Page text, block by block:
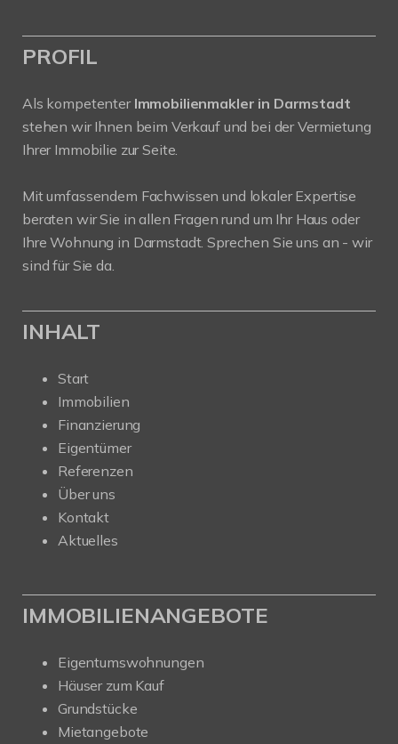
PROFIL
Als kompetenter Immobilienmakler in Darmstadt
stehen wir Ihnen beim Verkauf und bei der Vermietung
Ihrer Immobilie zur Seite.
Mit umfassendem Fachwissen und lokaler Expertise
beraten wir Sie in allen Fragen rund um Ihr Haus oder
Ihre Wohnung in Darmstadt. Sprechen Sie uns an - wir
sind für Sie da.
INHALT
Start
Immobilien
Finanzierung
Eigentümer
Referenzen
Über uns
Kontakt
Aktuelles
IMMOBILIENANGEBOTE
Eigentumswohnungen
Häuser zum Kauf
Grundstücke
Mietangebote